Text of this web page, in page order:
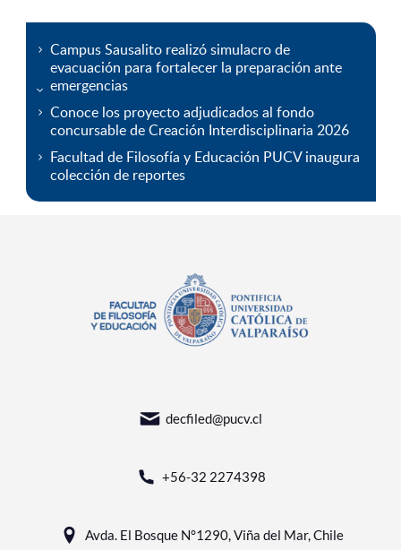
Campus Sausalito realizó simulacro de
evacuación para fortalecer la preparación ante
emergencias
Conoce los proyecto adjudicados al fondo
concursable de Creación Interdisciplinaria 2026
Facultad de Filosofía y Educación PUCV inaugura
colección de reportes
decfiled@pucv.cl
+56-32 2274398
Avda. El Bosque N°1290, Viña del Mar, Chile